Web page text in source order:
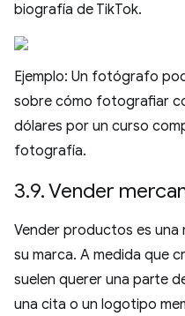
biografía de TikTok.
Ejemplo: Un fotógrafo
sobre cómo fotografiar
dólares por un curso
fotografía.
3.9. Vender
Vender productos es una
su marca. A medida que
suelen querer una parte
una cita o un logotipo